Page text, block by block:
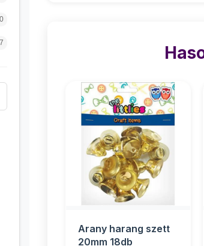
Arany harang szett
20mm 18db